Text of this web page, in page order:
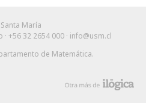
María
+56 32 2654 000 · info@usm.cl
de Matemática.